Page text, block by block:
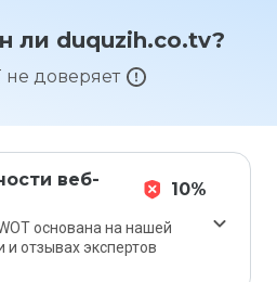
ли duquzih.co.tv?
не доверяет
веб-
10%
основана на нашей
и отзывах экспертов